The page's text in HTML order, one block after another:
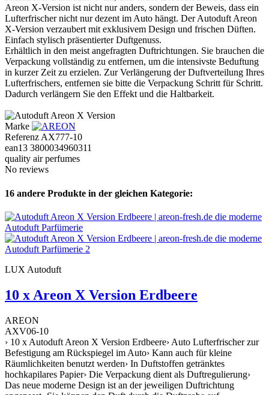
Areon X-Version ist nicht nur anders, sondern der Beweis, dass ein
Lufterfrischer nicht nur dezent im Auto hängt. Der Autoduft Areon
X-Version verzaubert mit exklusivem Design und frischen Düften.
Einfach stylisch präsentierter Duftgenuss.
Erhältlich in den meist angefragten Duftrichtungen. Sie brauchen die
Verpackung vollständig zu entfernen, um die intensivste Beduftung
in kurzer Zeit zu erzielen. Zur Verlängerung der Duftverteilung Ihres
Lufterfrischers, entfernen sie bitte die Verpackung Schritt für Schritt.
Dadurch verlängern Sie den Effekt und die Haltbarkeit.
Marke
ReferenzAX777-10
ean13 3800034960311
quality air perfumes
No reviews
16 andere Produkte in der gleichen Kategorie:
LUX Autoduft
10 x Areon X Version Erdbeere
AREON
AXV06-10
› 10 x Autoduft Areon X Version Erdbeere› Auto Lufterfrischer zur
Befestigung am Rückspiegel im Auto› Kann auch für kleine
Räumlichkeiten benutzt werden› In Duftstoffen getränktes
hochkapilares Papier› Die Verpackung dient als Duftregulierung›
Das neue moderne Design ist an der jeweiligen Duftrichtung